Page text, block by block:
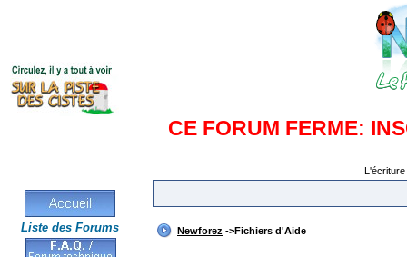
CE FORUM FERME:
Liste des Forums Newforez ->Fichiers d'Aide